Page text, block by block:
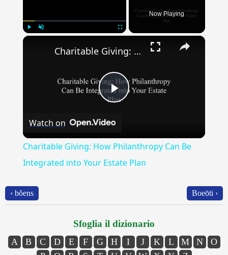
Now Playing
×
Play
Charitable Giving: How Philanthropy Can Be Integrated into Your Estate Plan
Watch on
Charitable Giving: How Philanthropy Can Be
Integrated into Your Estate Plan
‹ bŏens Boeōti ›
Sfoglia il dizionario
A B C D E F G H I J K L M N
O